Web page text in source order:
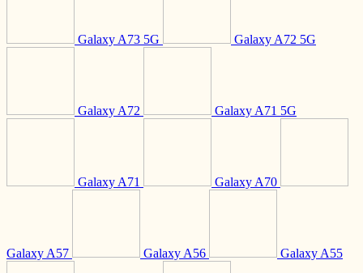
Galaxy A73 5G Galaxy A72 5G
Galaxy A72 Galaxy A71 5G
Galaxy A71 Galaxy A70
Galaxy A57 Galaxy A56 Galaxy A55